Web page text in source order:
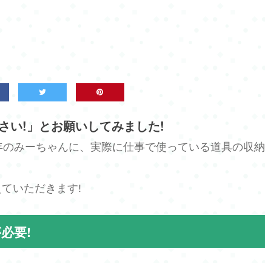
い!」とお願いしてみました!
みーちゃんに、実際に仕事で使っている道具の収納
いただきます!
要!